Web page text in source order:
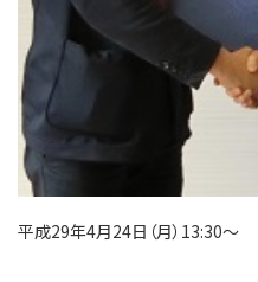
平成29年4月24日（月）13:30～